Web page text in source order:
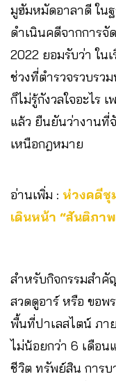
มูฮัมหมัดอาลาดี ใน
ดำเนินคดีจากการจั
2022 ยอมรับว่า ใน
ช่วงที่ตำรวจรวบรว
ก็ไม่รู้กังวลใจอะไร
แล้ว ยืนยันว่างานที่
เหนือกฎหมาย
อ่านเพิ่ม : ห่วงคดีชุ
เดินหน้า “สันติภา
สำหรับกิจกรรมสำ
สวดดูอาร์ หรือ ขอพ
พื้นที่ปาเลสไตน์ ภา
ไม่น้อยกว่า 6 เดือน
ชีวิต ทรัพย์สิน การบ